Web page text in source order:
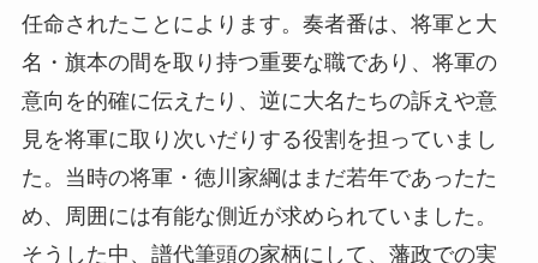
任命されたことによります。奏者番は、将軍と大
名・旗本の間を取り持つ重要な職であり、将軍の
意向を的確に伝えたり、逆に大名たちの訴えや意
見を将軍に取り次いだりする役割を担っていまし
た。当時の将軍・徳川家綱はまだ若年であったた
め、周囲には有能な側近が求められていました。
そうした中、譜代筆頭の家柄にして、藩政での実